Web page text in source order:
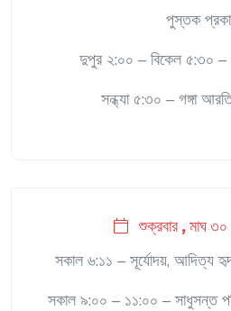
পুস্তক
দুপুর ২:০০ – বিকেল ৫:৩০ –
সন্ধ্যা ৫:৩০ – গঙ্গা
শুক্রবার , মাঘ
সকাল ৬:১১ – সূর্যোদয়, আদিত্য
সকাল ৯:০০ – ১১:০০ – সাধুসন্ত